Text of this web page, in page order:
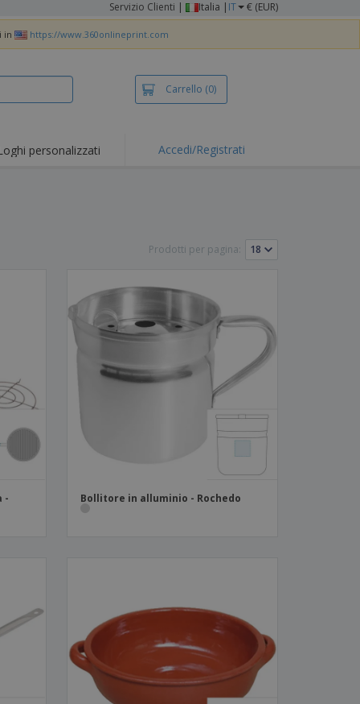
Servizio Clienti | Italia | IT € (EUR)
in https://www.360onlineprint.com
Carrello (0)
personalizzati Accedi/Registrati
Prodotti per pagina:
- Bollitore in alluminio - Rochedo